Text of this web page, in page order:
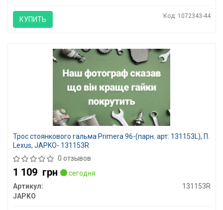
КУПИТЬ Код: 1072343-44
Трос стоянкового гальма Primera 96-(парн. арт: 131153L), П.
Lexus, JAPKO- 131153R
0 отзывов
1 109 грн
сегодня
Артикул:
131153R
JAPKO